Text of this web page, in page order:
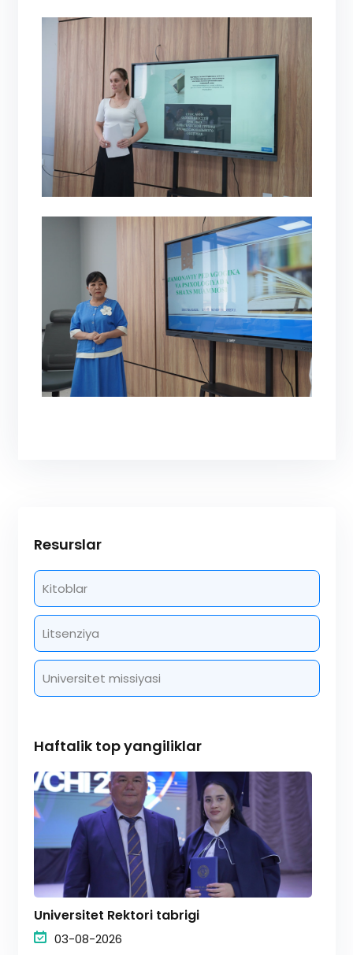
Resurslar
Kitoblar
Litsenziya
Universitet missiyasi
Haftalik top yangiliklar
Universitet Rektori tabrigi
03-08-2026